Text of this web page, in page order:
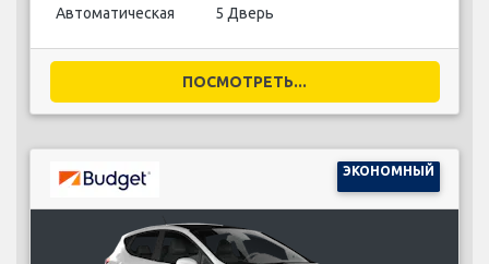
Автоматическая 5 Дверь
ПОСМОТРЕТЬ...
ЭКОНОМНЫЙ